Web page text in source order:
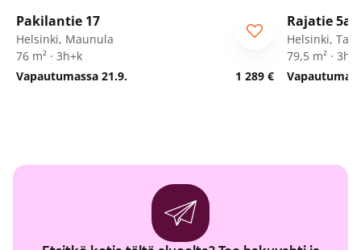
Pakilantie 17
Helsinki, Maunula
76 m² · 3h+k
Vapautumassa 21.9.
1 289 €
Rajatie 5a
Helsinki,
79,5 m² ·